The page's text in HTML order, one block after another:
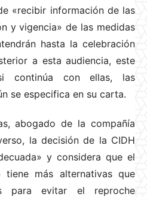
«recibir información de las
y vigencia» de las medidas
hasta la celebración
a esta audiencia, este
continúa con ellas, las
se especifica en su carta.
abogado de la compañía
la decisión de la CIDH
y considera que el
tiene más alternativas que
para evitar el reproche